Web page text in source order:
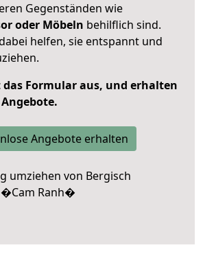
Gegenständen wie
oder Möbeln behilflich sind.
helfen, sie entspannt und
das Formular aus, und erhalten
Angebote erhalten